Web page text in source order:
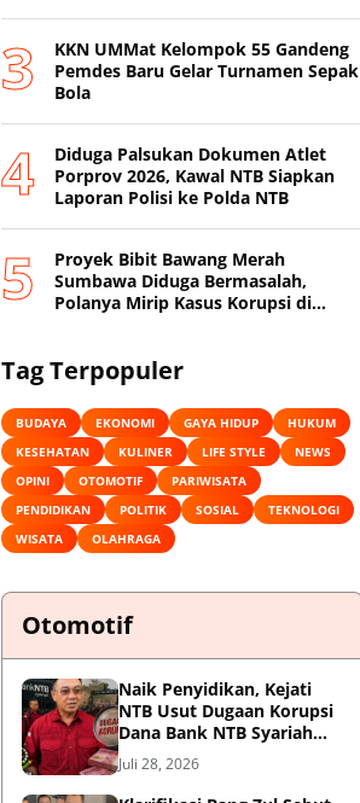
KKN UMMat Kelompok 55 Gandeng
Pemdes Baru Gelar Turnamen Sepak
Bola
Diduga Palsukan Dokumen Atlet
Porprov 2026, Kawal NTB Siapkan
Laporan Polisi ke Polda NTB
Proyek Bibit Bawang Merah
Sumbawa Diduga Bermasalah,
Polanya Mirip Kasus Korupsi di
Tag Terpopuler
BUDAYA EKONOMI GAYA HIDUP
HUKUM
KESEHATAN
KULINER LIFE STYLE
NEWS
OPINI
OTOMOTIF
PARIWISATA
PENDIDIKAN
POLITIK SOSIAL
TEKNOLOGI
WISATA
OLAHRAGA
Otomotif
Naik Penyidikan, Kejati
NTB Usut Dugaan Korupsi
Dana Bank NTB Syariah
untuk MXGP 2023
Juli 28, 2026